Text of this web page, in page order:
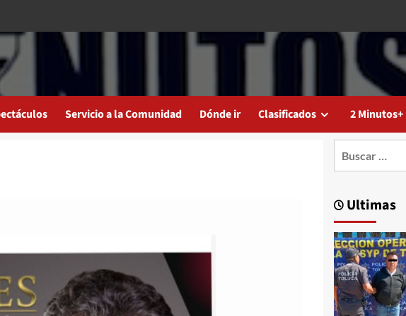
Servicio a la Comunidad Dónde ir Clasificados 2 Minutos+
Ultimas